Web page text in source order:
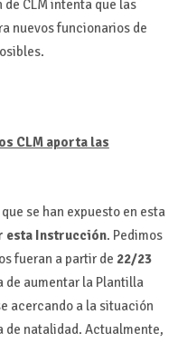
de CLM intenta que las
nuevos funcionarios de
CLM aporta las
se han expuesto en esta
Instrucción. Pedimos
fueran a partir de 22/23
de aumentar la Plantilla
acercando a la situación
de natalidad. Actualmente,